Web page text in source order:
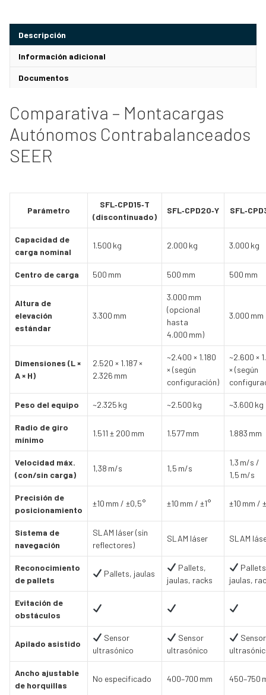
Descripción
Información adicional
Documentos
Comparativa – Montacargas
Autónomos Contrabalanceados
SEER
Parámetro
SFL‑CPD15‑T
(discontinuado)
SFL‑CPD20‑Y
Capacidad de
carga nominal
1.500 kg 2.000 kg 3.000 kg
Centro de carga 500 mm 500 mm 500 mm
Altura de
elevación
estándar
3.300 mm
3.000 mm
(opcional
hasta
4.000 mm)
3.000 mm
Dimensiones (L ×
A × H)
2.520 × 1.187 ×
2.326 mm
~2.400 × 1.180
× (según
configuración)
~2.600 ×
× (según
Peso del equipo ~2.325 kg ~2.500 kg ~3.600 kg
Radio de giro
mínimo
1.511 ± 200 mm 1.577 mm 1.883 mm
Velocidad máx.
(con/sin carga)
1,38 m/s 1,5 m/s
1,3 m/s /
1,5 m/s
Precisión de
posicionamiento
±10 mm / ±0,5° ±10 mm / ±1° ±10 mm /
Sistema de
navegación
SLAM láser (sin
reflectores)
SLAM láser SLAM
Reconocimiento
de pallets
Pallets, jaulas
Pallets,
jaulas, racks
jaulas,
Evitación de
obstáculos
Apilado asistido
Sensor
ultrasónico
Sensor
ultrasónico
Sensor
Ancho ajustable
de horquillas
No especificado 400–700 mm 450–750